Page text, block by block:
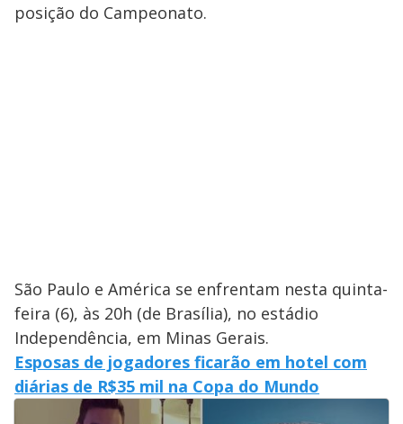
posição do Campeonato.
São Paulo e América se enfrentam nesta quinta-
feira (6), às 20h (de Brasília), no estádio
Independência, em Minas Gerais.
Esposas de jogadores ficarão em hotel com
diárias de R$35 mil na Copa do Mundo